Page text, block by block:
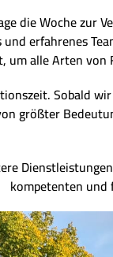
die Woche zur
erfahrenes
alle Arten von
Sobald
größter
kompetenten und